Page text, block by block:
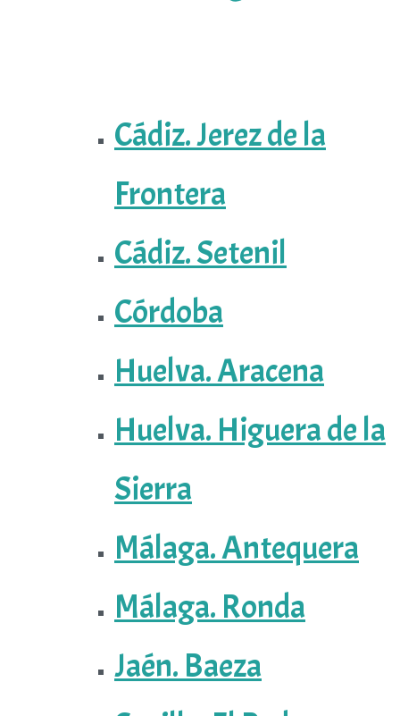
Cádiz. Jerez de la
Frontera
Cádiz. Setenil
Córdoba
Huelva. Aracena
Huelva. Higuera de la
Sierra
Málaga. Antequera
Málaga. Ronda
Jaén. Baeza